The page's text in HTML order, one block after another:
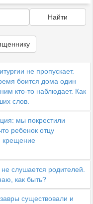
Найти
не пропускает.
боится дома один
кто-то наблюдает. Как
слов.
мы покрестили
ребенок отцу
крещение
слушается родителей.
как быть?
существовали и